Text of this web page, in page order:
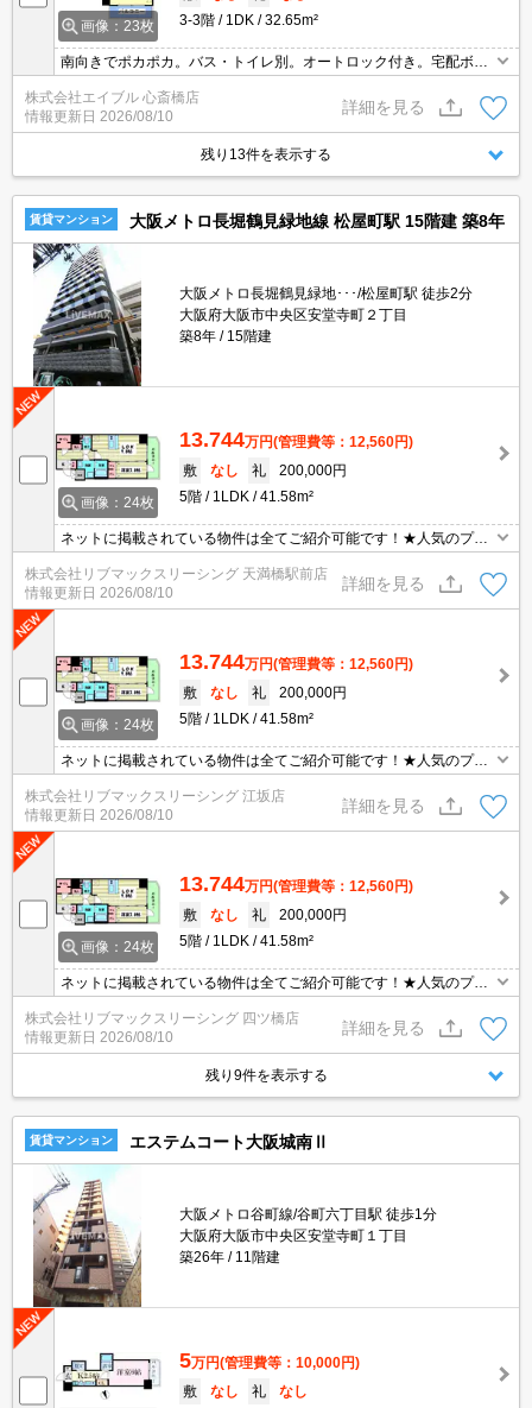
画像：23枚
3-3階
1DK 32.65m²
南向きでポカポカ。バス・トイレ別。オートロック付き。宅配ボッ
株式会社エイブル 心斎橋店
情報更新日 2026/08/10
詳細を見る
残り13件を表示する
賃貸マンション 大阪メトロ長堀鶴見緑地線 松屋町駅 15階建 築8年
大阪メトロ長堀鶴見緑地･･･/松屋町駅 徒歩2分
大阪府大阪市中央区安堂寺町２丁目
築8年
15階建
画像：24枚
13.744万円(管理費等：12,560円)
敷
なし 礼
200,000円
5階
1LDK 41.58m²
ネットに掲載されている物件は全てご紹介可能です！★人気のプレ
期費用クレジット決済可能★保証人不要★南向きで日当たり眺望良
好です♪
株式会社リブマックスリーシング 天満橋駅前店
情報更新日 2026/08/10
詳細を見る
画像：24枚
13.744万円(管理費等：12,560円)
敷
なし 礼
200,000円
5階
1LDK 41.58m²
ネットに掲載されている物件は全てご紹介可能です！★人気のプレ
期費用クレジット決済可能★保証人不要★南向きで日当たり眺望良
好です♪
株式会社リブマックスリーシング 江坂店
情報更新日 2026/08/10
詳細を見る
画像：24枚
13.744万円(管理費等：12,560円)
敷
なし 礼
200,000円
5階
1LDK 41.58m²
ネットに掲載されている物件は全てご紹介可能です！★人気のプレ
期費用クレジット決済可能★保証人不要★南向きで日当たり眺望良
好です♪
株式会社リブマックスリーシング 四ツ橋店
情報更新日 2026/08/10
詳細を見る
残り9件を表示する
賃貸マンション エステムコート大阪城南Ⅱ
大阪メトロ谷町線/谷町六丁目駅 徒歩1分
大阪府大阪市中央区安堂寺町１丁目
築26年
11階建
5万円(管理費等：10,000円)
敷
なし 礼
なし